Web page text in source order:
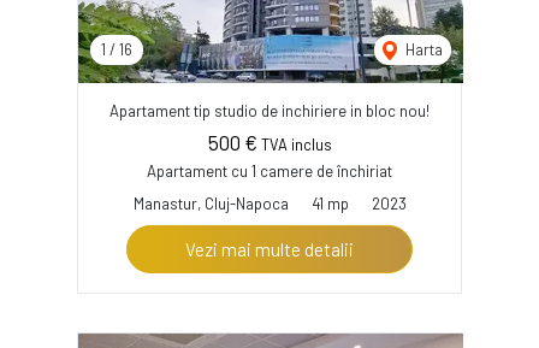
1 / 16 Harta
Apartament tip studio de inchiriere in bloc nou!
500 € TVA inclus
Apartament cu 1 camere de închiriat
Manastur, Cluj-Napoca
41 mp 2023
Vezi mai multe detalii